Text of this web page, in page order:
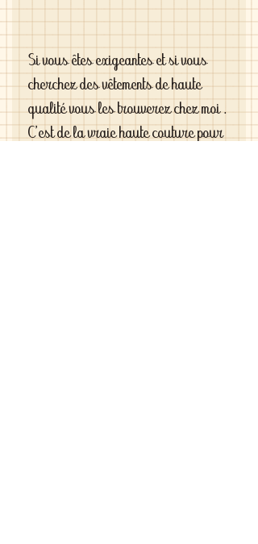
Si vous êtes exigeantes et si vous
cherchez des vêtements de haute
qualité vous les trouverez chez moi .
C'est de la vraie haute couture pour